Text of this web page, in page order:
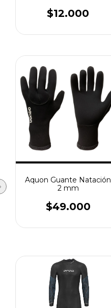
$12.000
Aquon Guante Natación
2 mm
$49.000